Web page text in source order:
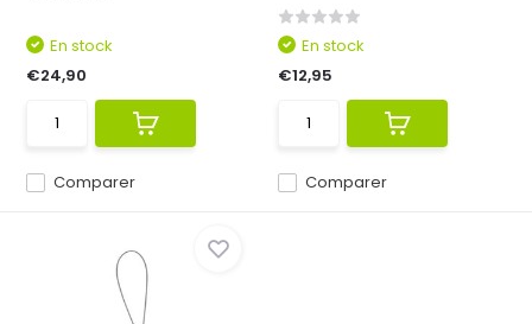
Comparer
En stock
€24,90
Comparer
En stock
€12,95